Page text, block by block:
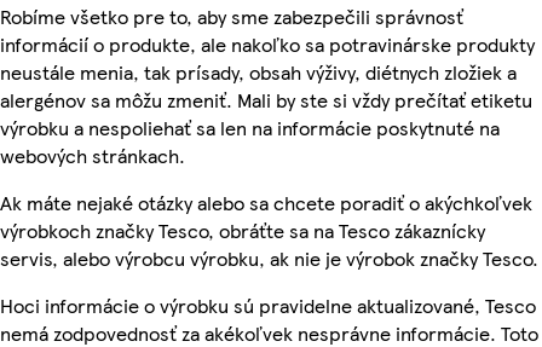
Robíme všetko pre to, aby sme zabezpečili správnosť
informácií o produkte, ale nakoľko sa potravinárske produkty
neustále menia, tak prísady, obsah výživy, diétnych zložiek a
alergénov sa môžu zmeniť. Mali by ste si vždy prečítať etiketu
výrobku a nespoliehať sa len na informácie poskytnuté na
webových stránkach.
Ak máte nejaké otázky alebo sa chcete poradiť o akýchkoľvek
výrobkoch značky Tesco, obráťte sa na Tesco zákaznícky
servis, alebo výrobcu výrobku, ak nie je výrobok značky Tesco.
Hoci informácie o výrobku sú pravidelne aktualizované, Tesco
nemá zodpovednosť za akékoľvek nesprávne informácie. Toto